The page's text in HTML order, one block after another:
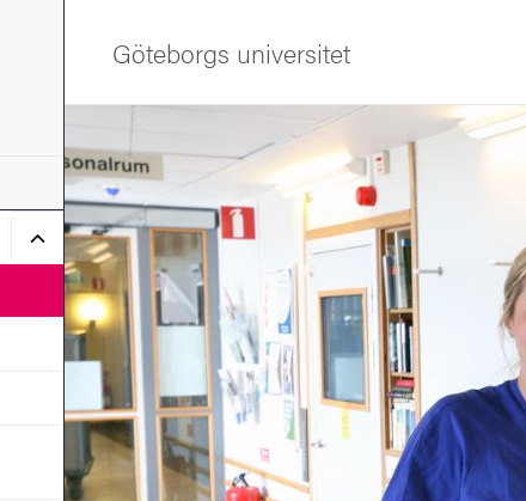
Undermeny för Studera
Göteborgs universitet